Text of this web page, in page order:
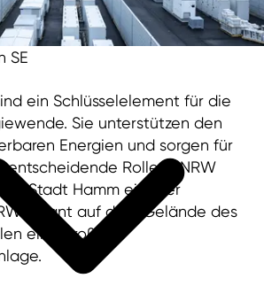
SE
ein Schlüsselelement für die
Sie unterstützen den
Energien und sorgen für
entscheidende Rolle in NRW
Stadt Hamm ein. Der
plant auf dem Gelände des
eine große